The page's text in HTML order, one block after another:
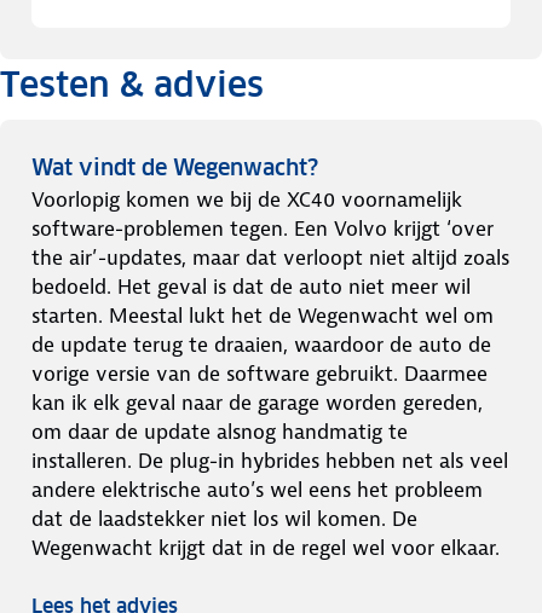
Testen & advies
Wat vindt de Wegenwacht?
Voorlopig komen we bij de XC40 voornamelijk
software-problemen tegen. Een Volvo krijgt ‘over
the air’-updates, maar dat verloopt niet altijd zoals
bedoeld. Het geval is dat de auto niet meer wil
starten. Meestal lukt het de Wegenwacht wel om
de update terug te draaien, waardoor de auto de
vorige versie van de software gebruikt. Daarmee
kan ik elk geval naar de garage worden gereden,
om daar de update alsnog handmatig te
installeren. De plug-in hybrides hebben net als veel
andere elektrische auto’s wel eens het probleem
dat de laadstekker niet los wil komen. De
Wegenwacht krijgt dat in de regel wel voor elkaar.
Lees het advies